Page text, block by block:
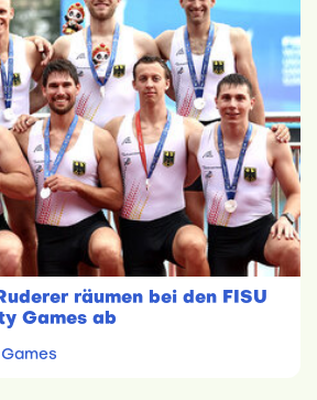
räumen bei den FISU
Games ab
Games